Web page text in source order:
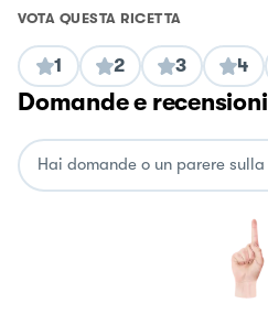
VOTA QUESTA RICETTA
1 2 3 4
Domande e recensioni